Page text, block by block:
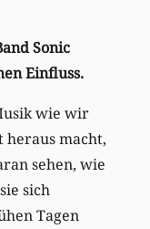
Sonic
Einfluss.
wie wir
macht,
sehen, wie
sich
Tagen